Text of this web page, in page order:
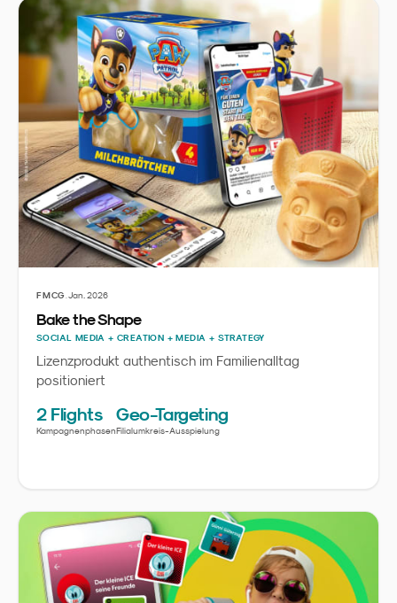
FMCG·Jan. 2026
Bake the Shape
SOCIAL MEDIA + CREATION + MEDIA + STRATEGY
Lizenzprodukt authentisch im Familienalltag
positioniert
2 Flights
Kampagnenphasen
Geo-Targeting
Filialumkreis-Ausspielung